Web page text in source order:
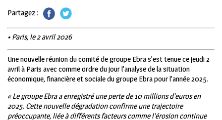
Partagez :
• Paris, le 2 avril 2026
Une nouvelle réunion du comité de groupe Ebra s’est tenue ce jeudi 2
avril à Paris avec comme ordre du jour l’analyse de la situation
économique, financière et sociale du groupe Ebra pour l’année 2025.
« Le groupe Ebra a enregistré une perte de 10 millions d’euros en
2025. Cette nouvelle dégradation confirme une trajectoire
préoccupante, liée à différents facteurs comme l’érosion continue